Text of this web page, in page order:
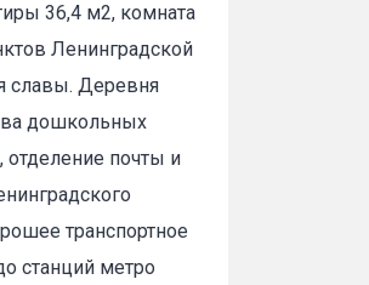
36,4 м2, комната
Ленинградской
славы. Деревня
дошкольных
почты и
транспортное
станций метро